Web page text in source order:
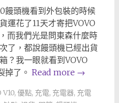
饅頭機看到外包裝的時候
運花了11天才寄把VOVO
而我們光是問東森什麼時
了，都說饅頭機已經出貨
？我一眼就看到VOVO
掉了。 Read more →
V10, 優點, 充電, 充電器, 充電